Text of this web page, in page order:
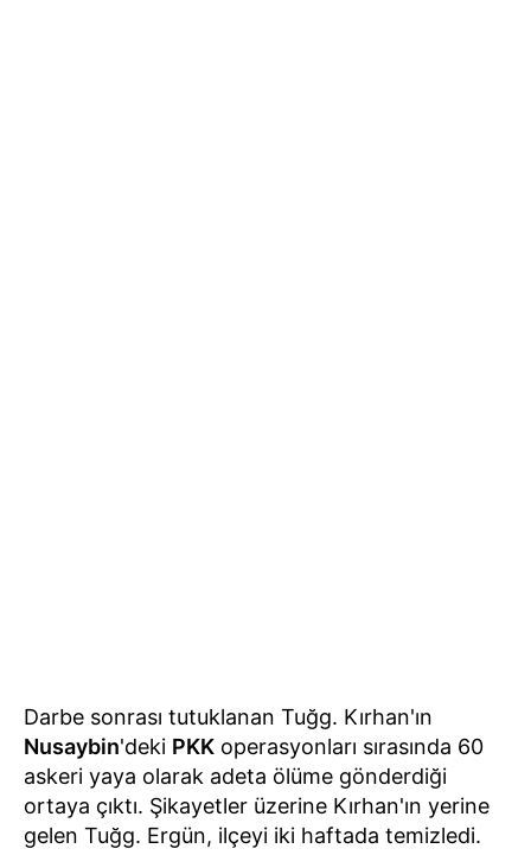
Darbe sonrası tutuklanan Tuğg. Kırhan'ın
Nusaybin'deki PKK operasyonları sırasında 60
askeri yaya olarak adeta ölüme gönderdiği
ortaya çıktı. Şikayetler üzerine Kırhan'ın yerine
gelen Tuğg. Ergün, ilçeyi iki haftada temizledi.